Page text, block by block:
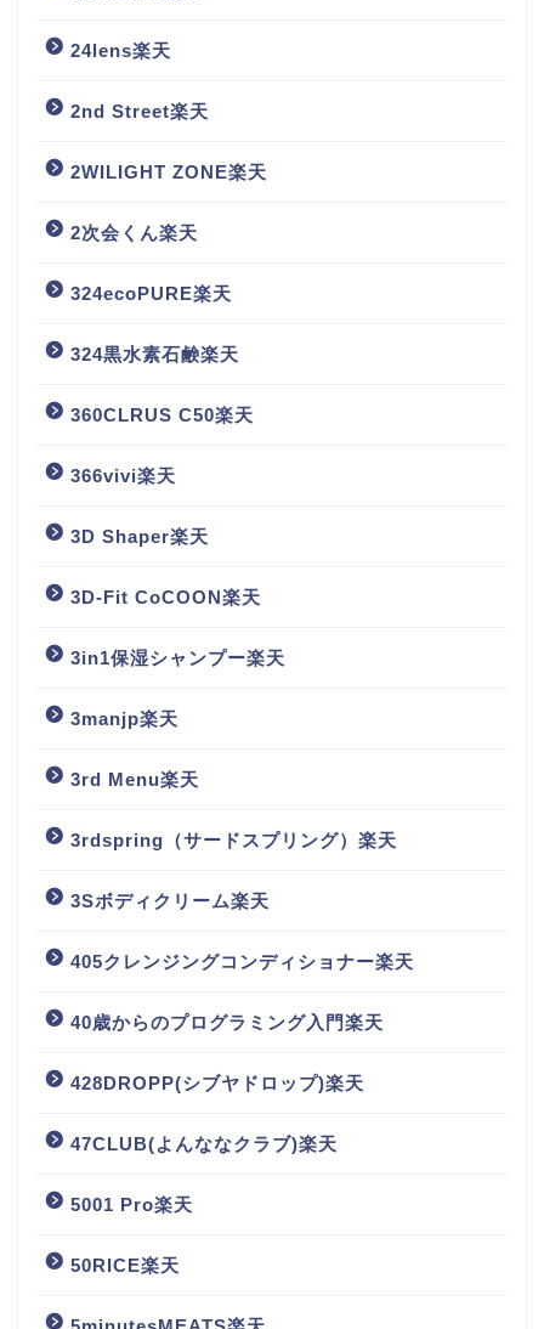
24lens楽天
2nd Street楽天
2WILIGHT ZONE楽天
2次会くん楽天
324ecoPURE楽天
324黒水素石鹸楽天
360CLRUS C50楽天
366vivi楽天
3D Shaper楽天
3D-Fit CoCOON楽天
3in1保湿シャンプー楽天
3manjp楽天
3rd Menu楽天
3rdspring（サードスプリング）楽天
3Sボディクリーム楽天
405クレンジングコンディショナー楽天
40歳からのプログラミング入門楽天
428DROPP(シブヤドロップ)楽天
47CLUB(よんななクラブ)楽天
5001 Pro楽天
50RICE楽天